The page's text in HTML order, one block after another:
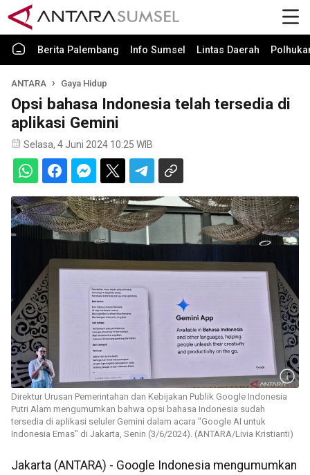
Berita Palembang Info Sumsel Lintas Daerah
ANTARA Gaya Hidup
Opsi bahasa Indonesia telah tersedia di
aplikasi Gemini
Selasa, 4 Juni 2024 10:25 WIB
Direktur Urusan Pemerintahan dan Kebijakan Publik Google Indonesia
Putri Alam mengumumkan bahwa opsi bahasa Indonesia sudah
tersedia di aplikasi seluler Gemini dalam acara "Google AI untuk
Indonesia Emas" di Jakarta, Senin (3/6/2024). (ANTARA/Livia Kristianti)
Jakarta (ANTARA) - Google Indonesia mengumumkan